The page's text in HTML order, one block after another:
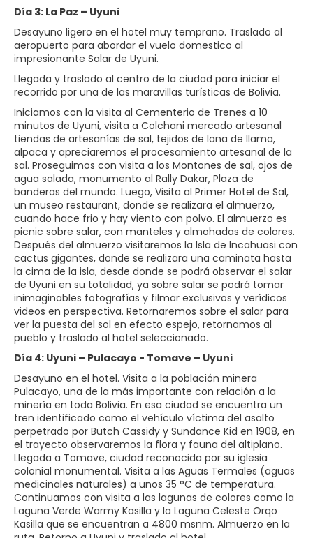
Día 3: La Paz – Uyuni
Desayuno ligero en el hotel muy temprano. Traslado al
aeropuerto para abordar el vuelo domestico al
impresionante Salar de Uyuni.
Llegada y traslado al centro de la ciudad para iniciar el
recorrido por una de las maravillas turísticas de Bolivia.
Iniciamos con la visita al Cementerio de Trenes a 10
minutos de Uyuni, visita a Colchani mercado artesanal
tiendas de artesanías de sal, tejidos de lana de llama,
alpaca y apreciaremos el procesamiento artesanal de la
sal. Proseguimos con visita a los Montones de sal, ojos de
agua salada, monumento al Rally Dakar, Plaza de
banderas del mundo. Luego, Visita al Primer Hotel de Sal,
un museo restaurant, donde se realizara el almuerzo,
cuando hace frio y hay viento con polvo. El almuerzo es
picnic sobre salar, con manteles y almohadas de colores.
Después del almuerzo visitaremos la Isla de Incahuasi con
cactus gigantes, donde se realizara una caminata hasta
la cima de la isla, desde donde se podrá observar el salar
de Uyuni en su totalidad, ya sobre salar se podrá tomar
inimaginables fotografías y filmar exclusivos y verídicos
videos en perspectiva. Retornaremos sobre el salar para
ver la puesta del sol en efecto espejo, retornamos al
pueblo y traslado al hotel seleccionado.
Día 4: Uyuni – Pulacayo - Tomave – Uyuni
Desayuno en el hotel. Visita a la población minera
Pulacayo, una de la más importante con relación a la
minería en toda Bolivia. En esa ciudad se encuentra un
tren identificado como el vehículo víctima del asalto
perpetrado por Butch Cassidy y Sundance Kid en 1908, en
el trayecto observaremos la flora y fauna del altiplano.
Llegada a Tomave, ciudad reconocida por su iglesia
colonial monumental. Visita a las Aguas Termales (aguas
medicinales naturales) a unos 35 °C de temperatura.
Continuamos con visita a las lagunas de colores como la
Laguna Verde Warmy Kasilla y la Laguna Celeste Orqo
Kasilla que se encuentran a 4800 msnm. Almuerzo en la